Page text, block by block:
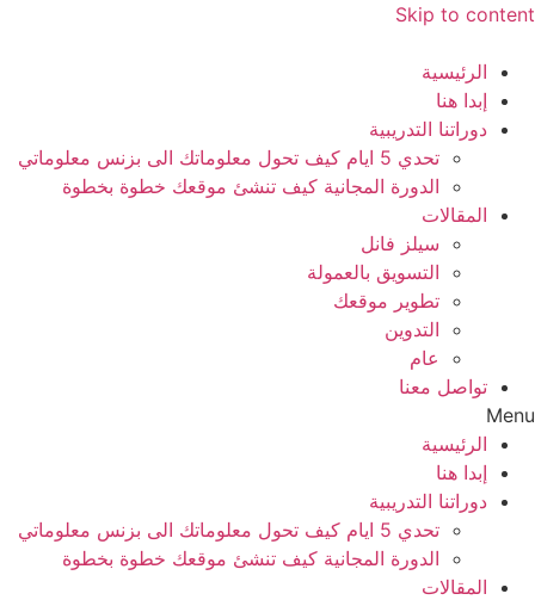
Skip to content
الرئيسية
إبدا هنا
دوراتنا التدريبية
تحدي 5 ايام كيف تحول معلوماتك الى بزنس معلوماتي
الدورة المجانية كيف تنشئ موقعك خطوة بخطوة
المقالات
سيلز فانل
التسويق بالعمولة
تطوير موقعك
التدوين
عام
تواصل معنا
Menu
الرئيسية
إبدا هنا
دوراتنا التدريبية
تحدي 5 ايام كيف تحول معلوماتك الى بزنس معلوماتي
الدورة المجانية كيف تنشئ موقعك خطوة بخطوة
المقالات